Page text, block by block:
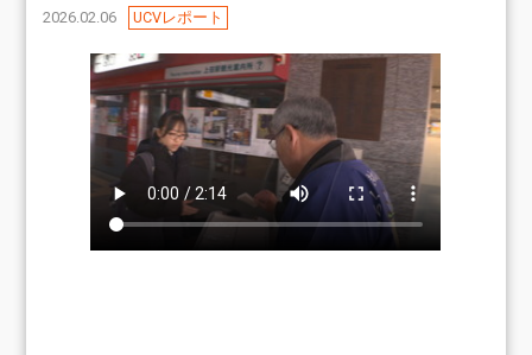
2026.02.06 UCVレポート